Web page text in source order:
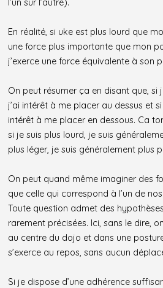
l’un sur l’autre).
En réalité, si uke est plus lourd que
une force plus importante que mon
j’exerce une force équivalente à son
On peut résumer ça en disant que, si
j’ai intérêt à me placer au dessus et
intérêt à me placer en dessous. Ca
si je suis plus lourd, je suis
plus léger, je suis généralement plus
On peut quand même imaginer des
que celle qui correspond à l’un de
Toute question admet des
rarement précisées. Ici, sans le dire,
au centre du dojo et dans une
s’exerce au repos, sans aucun
Si je dispose d’une adhérence